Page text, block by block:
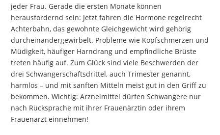
jeder Frau. Gerade die ersten Monate können
herausfordernd sein: Jetzt fahren die Hormone regelrecht
Achterbahn, das gewohnte Gleichgewicht wird gehörig
durcheinandergewirbelt. Probleme wie Kopfschmerzen und
Müdigkeit, häufiger Harndrang und empfindliche Brüste
treten häufig auf. Zum Glück sind viele Beschwerden der
drei Schwangerschaftsdrittel, auch Trimester genannt,
harmlos – und mit sanften Mitteln meist gut in den Griff zu
bekommen. Wichtig: Arzneimittel dürfen Schwangere nur
nach Rücksprache mit ihrer Frauenärztin oder ihrem
Frauenarzt einnehmen!